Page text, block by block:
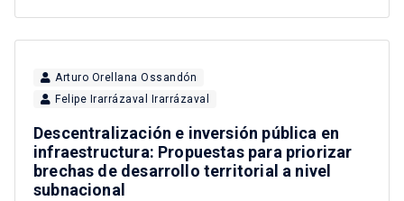
Arturo Orellana Ossandón
Felipe Irarrázaval Irarrázaval
Descentralización e inversión pública en
infraestructura: Propuestas para priorizar
brechas de desarrollo territorial a nivel
subnacional